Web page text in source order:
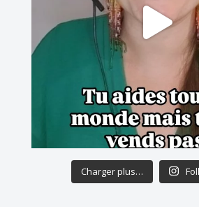
Charger plus…